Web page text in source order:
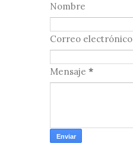
Nombre
Correo electrónico
Mensaje *